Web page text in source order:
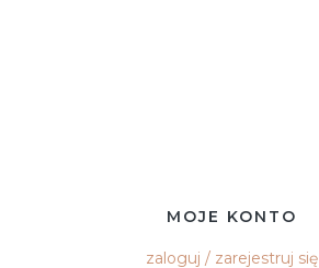
MOJE KONTO
zaloguj / zarejestruj się